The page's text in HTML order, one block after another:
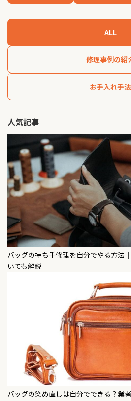
ALL
修理事例の紹
お手入れ手法
人気記事
バッグの持ち手修理を自分でやる方法
いても解説
バッグの染め直しは自分でできる？業